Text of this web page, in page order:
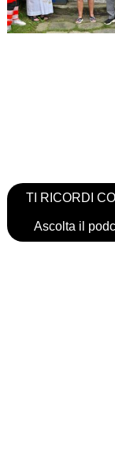
TI RICORDI
Ascolta il